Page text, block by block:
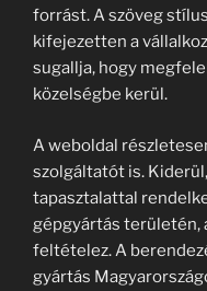
forrást. A szöveg
kifejezetten a
sugallja, hogy
közelségbe kerül.
A weboldal
szolgáltatót is.
tapasztalattal
gépgyártás területén,
feltételez. A
gyártás